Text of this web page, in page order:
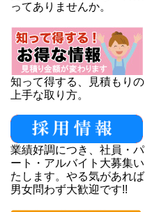
ってありませんか。
知って得する、見積もりの
上手な取り方。
業績好調につき、社員・パ
ート・アルバイト大募集い
たします。やる気があれば
男女問わず大歓迎です!!